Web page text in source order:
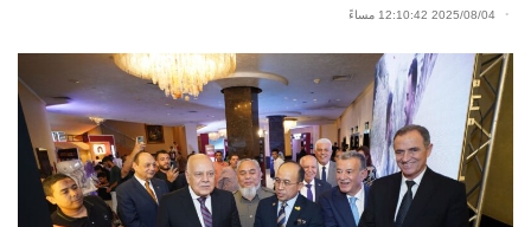
2025/08/04 12:10:42 مساءً